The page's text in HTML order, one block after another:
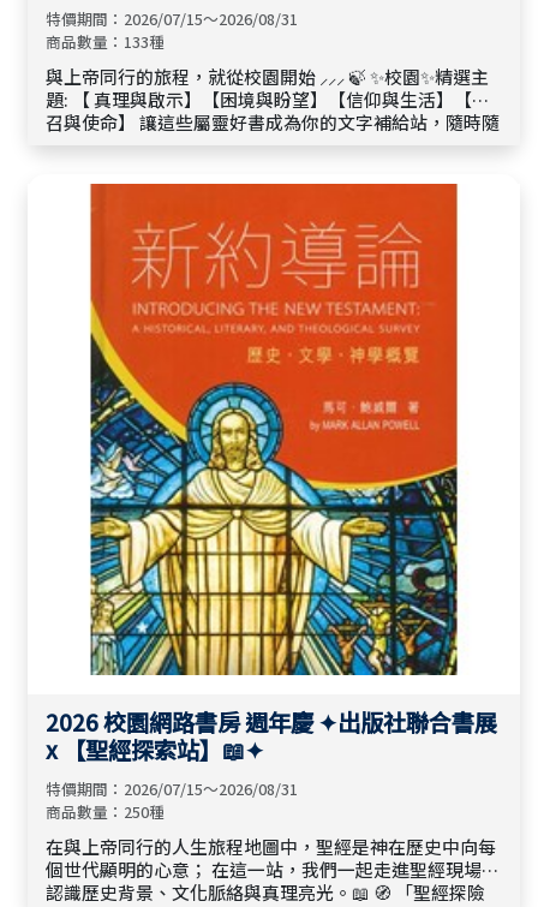
特價期間：2026/07/15～2026/08/31
商品數量：133種
與上帝同行的旅程，就從校園開始 ⸝⸝⸝ 🍃 ✨校園✨精選主
題: 【 真理與啟示】【困境與盼望】【信仰與生活】【呼
召與使命】 讓這些屬靈好書成為你的文字補給站，隨時隨
2026 校園網路書房 週年慶 ✦出版社聯合書展
x 【聖經探索站】📖✦
特價期間：2026/07/15～2026/08/31
商品數量：250種
在與上帝同行的人生旅程地圖中，聖經是神在歷史中向每
個世代顯明的心意； 在這一站，我們一起走進聖經現場，
認識歷史背景、文化脈絡與真理亮光。📖 🧭 「聖經探險